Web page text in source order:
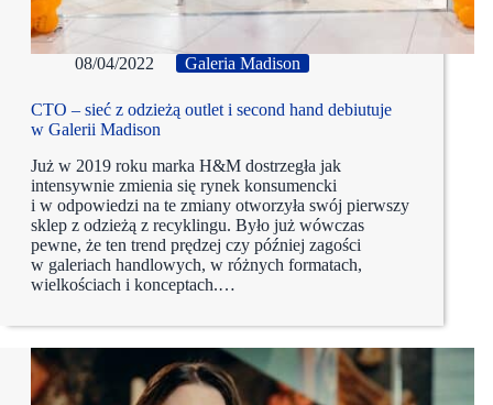
08/04/2022 Galeria Madison
CTO – sieć z odzieżą outlet i second hand debiutuje
w Galerii Madison
Już w 2019 roku marka H&M dostrzegła jak
intensywnie zmienia się rynek konsumencki
i w odpowiedzi na te zmiany otworzyła swój pierwszy
sklep z odzieżą z recyklingu. Było już wówczas
pewne, że ten trend prędzej czy później zagości
w galeriach handlowych, w różnych formatach,
wielkościach i konceptach.…